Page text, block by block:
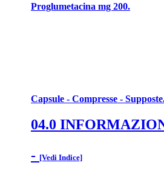
Proglumetacina mg 200.
Capsule - Compresse -
04.0
- [Vedi Indice]